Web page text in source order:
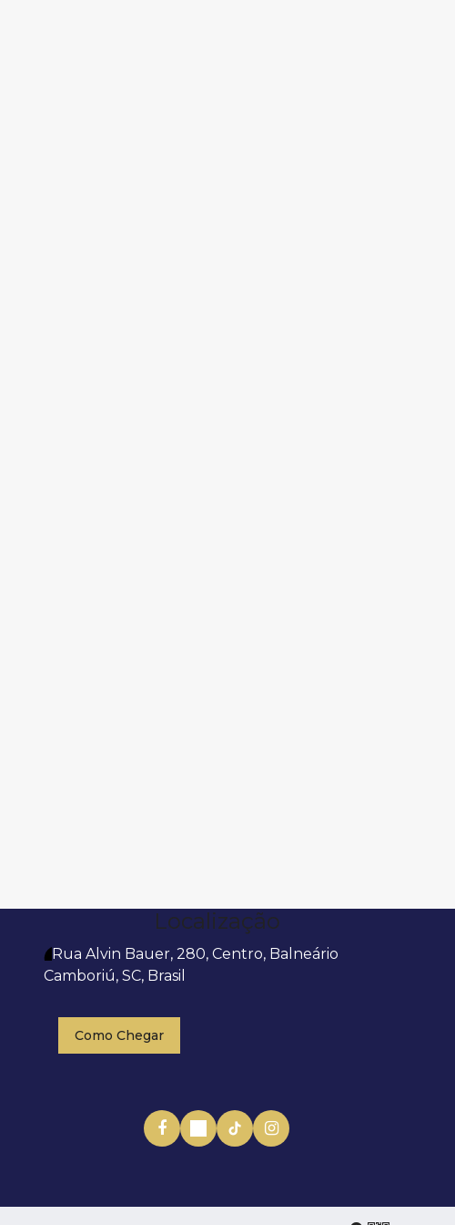
Localização
Rua Alvin Bauer, 280, Centro, Balneário
Camboriú, SC, Brasil
Como Chegar